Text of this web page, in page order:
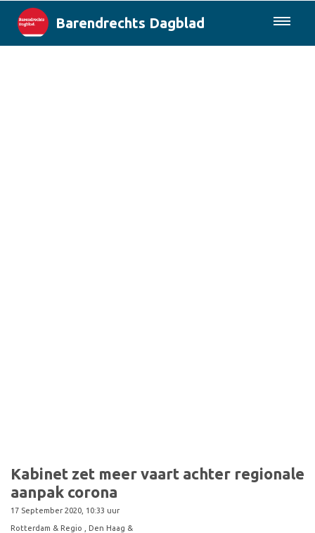
Barendrechts Dagblad
Kabinet zet meer vaart achter regionale
aanpak corona
17 September 2020, 10:33 uur
Rotterdam & Regio , Den Haag &